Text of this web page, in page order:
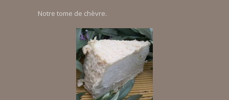
Notre tome de chèvre.